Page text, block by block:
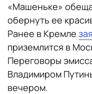
«Машеньке»
обернуть ее
Ранее в Кремле
приземлится в
Переговоры
Владимиром
вечером.